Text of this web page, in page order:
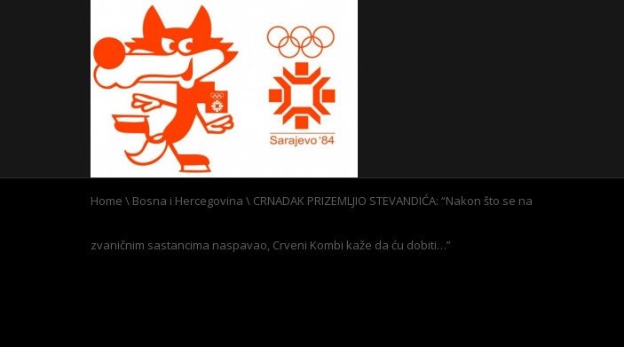
Home \ Bosna i Hercegovina \ CRNADAK PRIZEMLJIO STEVANDIĆA: “Nakon što se na
zvaničnim sastancima naspavao, Crveni Kombi kaže da ću dobiti…”